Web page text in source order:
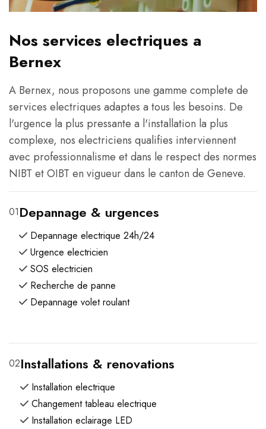
Nos services electriques a
Bernex
A Bernex, nous proposons une gamme complete de
services electriques adaptes a tous les besoins. De
l'urgence la plus pressante a l'installation la plus
complexe, nos electriciens qualifies interviennent
avec professionnalisme et dans le respect des normes
NIBT et OIBT en vigueur dans le canton de Geneve.
01Depannage & urgences
Depannage electrique 24h/24
Urgence electricien
SOS electricien
Recherche de panne
Depannage volet roulant
02Installations & renovations
Installation electrique
Changement tableau electrique
Installation eclairage LED